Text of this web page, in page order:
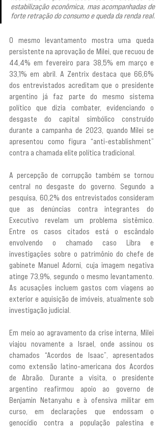
estabilização econômica, mas acompanhadas de
forte retração do consumo e queda da renda real.
O mesmo levantamento mostra uma queda
persistente na aprovação de Milei, que recuou de
44,4% em fevereiro para 38,5% em março e
33,1% em abril. A Zentrix destaca que 66,6%
dos entrevistados acreditam que o presidente
argentino já faz parte do mesmo sistema
político que dizia combater, evidenciando o
desgaste do capital simbólico construído
durante a campanha de 2023, quando Milei se
apresentou como figura “anti-establishment”
contra a chamada elite política tradicional.
A percepção de corrupção também se tornou
central no desgaste do governo. Segundo a
pesquisa, 60,2% dos entrevistados consideram
que as denúncias contra integrantes do
Executivo revelam um problema sistêmico.
Entre os casos citados está o escândalo
envolvendo o chamado caso Libra e
investigações sobre o patrimônio do chefe de
gabinete Manuel Adorni, cuja imagem negativa
atinge 73,9%, segundo o mesmo levantamento.
As acusações incluem gastos com viagens ao
exterior e aquisição de imóveis, atualmente sob
investigação judicial.
Em meio ao agravamento da crise interna, Milei
viajou novamente a Israel, onde assinou os
chamados “Acordos de Isaac”, apresentados
como extensão latino-americana dos Acordos
de Abraão. Durante a visita, o presidente
argentino reafirmou apoio ao governo de
Benjamin Netanyahu e à ofensiva militar em
curso, em declarações que endossam o
genocídio contra a população palestina e